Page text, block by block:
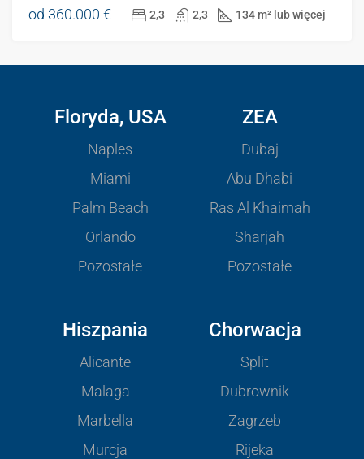
od 360.000 € 2,3 2,3 134 m² lub więcej
Floryda, USA
Naples
Miami
Palm Beach
Orlando
Pozostałe
ZEA
Dubaj
Abu Dhabi
Ras Al Khaimah
Sharjah
Pozostałe
Hiszpania
Alicante
Malaga
Marbella
Murcja
Chorwacja
Split
Dubrownik
Zagrzeb
Rijeka